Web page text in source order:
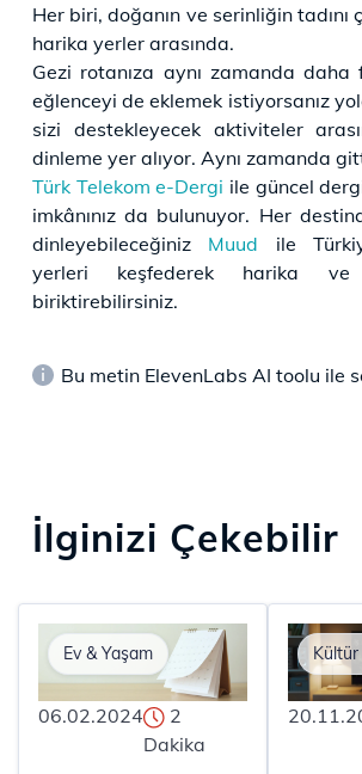
Her biri, doğanın ve serinliğin tadını
harika yerler arasında.
Gezi rotanıza aynı zamanda
eğlenceyi de eklemek istiyorsanız
sizi destekleyecek aktiviteler
dinleme yer alıyor. Aynı zamanda
Türk Telekom e-Dergi ile güncel
imkânınız da bulunuyor. Her
dinleyebileceğiniz Muud ile
yerleri keşfederek harika
biriktirebilirsiniz.
Bu metin ElevenLabs AI toolu ile
İlginizi Çekebilir
06.02.2024
2
Dakika
Ev & Yaşam